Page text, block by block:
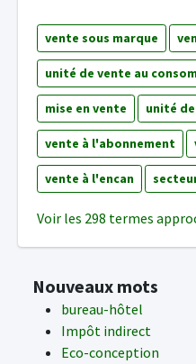
vente sous marque
unité de vente au
mise en vente unité
vente à l'abonnement
vente à l'encan
Voir les 298 termes
Nouveaux mots
bureau-hôtel
Impôt indirect
Eco-conception